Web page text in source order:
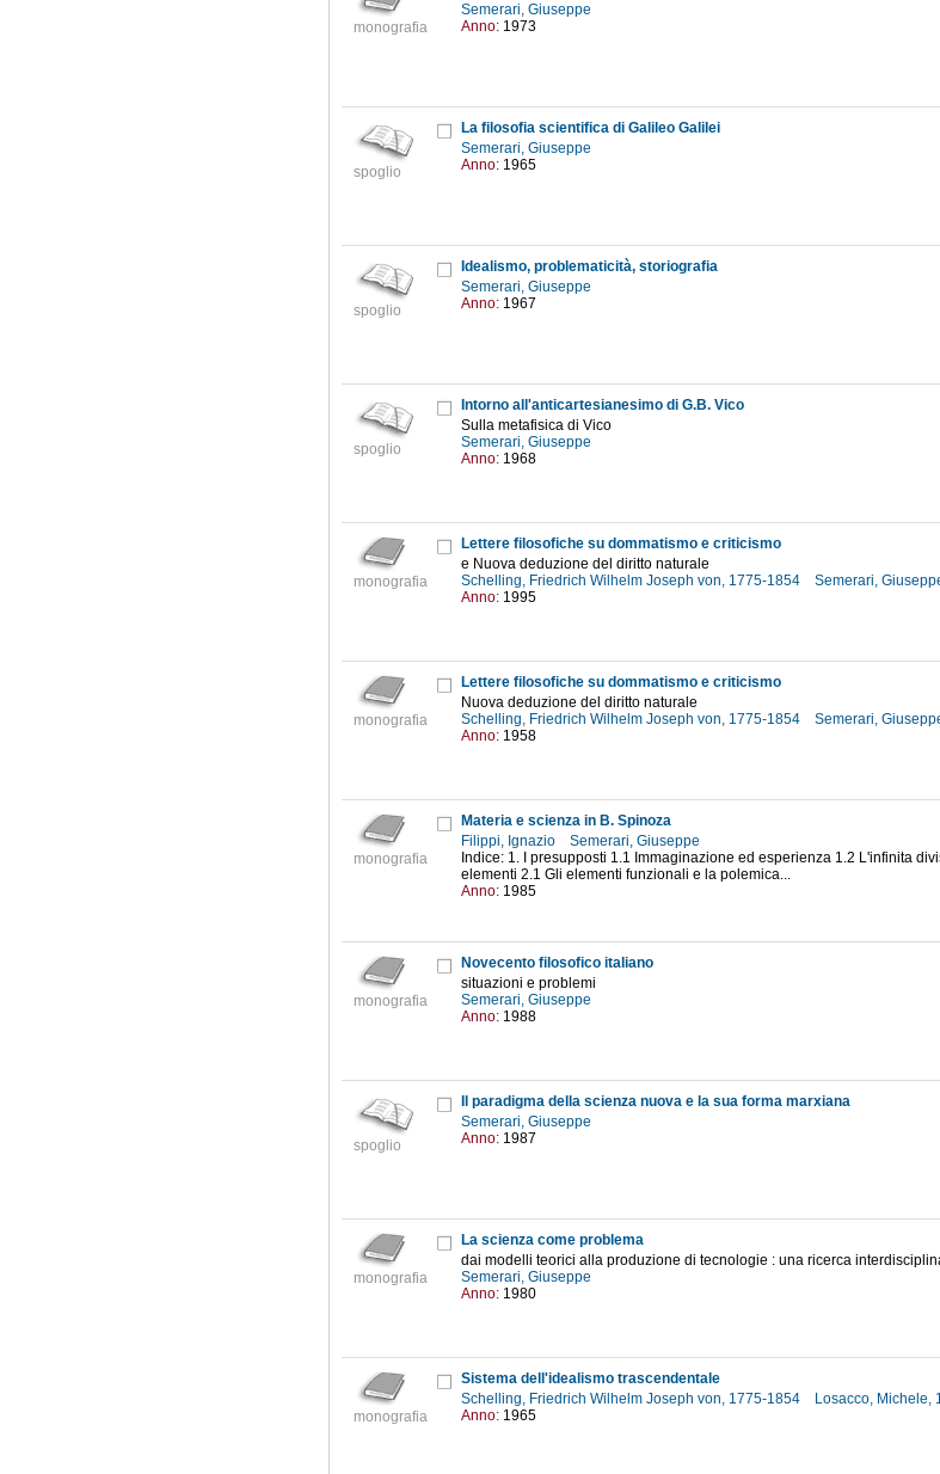
monografia
Semerari, Giuseppe
Anno: 1973
spoglio
La filosofia scientifica di Galileo Galilei
Semerari, Giuseppe
Anno: 1965
spoglio
Idealismo, problematicità, storiografia
Semerari, Giuseppe
Anno: 1967
spoglio
Intorno all'anticartesianesimo di G.B. Vico
Sulla metafisica di Vico
Semerari, Giuseppe
Anno: 1968
monografia
Lettere filosofiche su dommatismo e criticismo
e Nuova deduzione del diritto naturale
Schelling, Friedrich Wilhelm Joseph von, 1775-1854
Semerari,
Anno: 1995
monografia
Lettere filosofiche su dommatismo e criticismo
Nuova deduzione del diritto naturale
Schelling, Friedrich Wilhelm Joseph von, 1775-1854
Semerari,
Anno: 1958
monografia
Materia e scienza in B. Spinoza
Filippi, Ignazio
Semerari, Giuseppe
Indice: 1. I presupposti 1.1 Immaginazione ed esperienza 1.2 L'infinita
elementi 2.1 Gli elementi funzionali e la polemica...
Anno: 1985
monografia
Novecento filosofico italiano
situazioni e problemi
Semerari, Giuseppe
Anno: 1988
spoglio
Il paradigma della scienza nuova e la sua forma marxiana
Semerari, Giuseppe
Anno: 1987
monografia
La scienza come problema
dai modelli teorici alla produzione di tecnologie : una ricerca
Semerari, Giuseppe
Anno: 1980
monografia
Sistema dell'idealismo trascendentale
Schelling, Friedrich Wilhelm Joseph von, 1775-1854
Losacco, Michele,
Anno: 1965